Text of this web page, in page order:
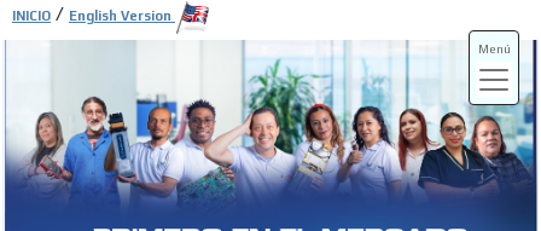
Menú
INICIO / English Version
ADS-3A
ADS-3B